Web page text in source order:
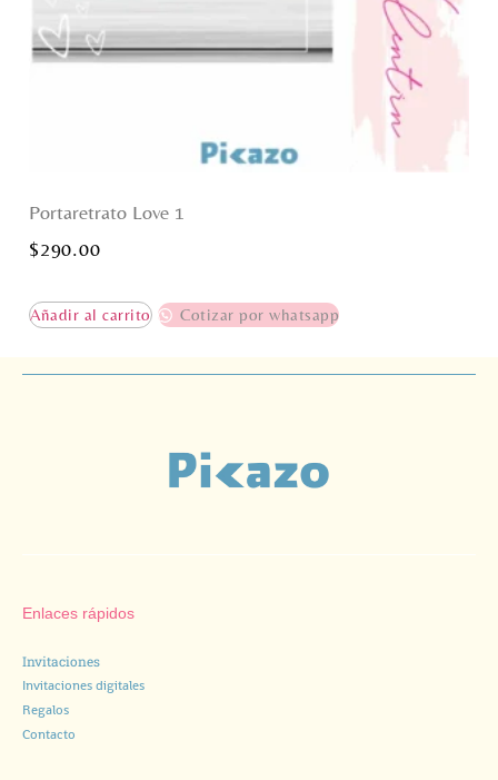
Portaretrato Love 1
$290.00
Añadir al carrito Cotizar por whatsapp
Enlaces rápidos
Invitaciones
Invitaciones digitales
Regalos
Contacto